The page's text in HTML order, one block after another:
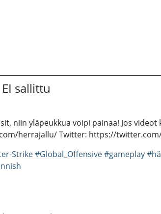
sallittu
niin yläpeukkua voipi painaa! Jos
herrajallu/ Twitter: https://
Strike#Global_Offensive#gameplay